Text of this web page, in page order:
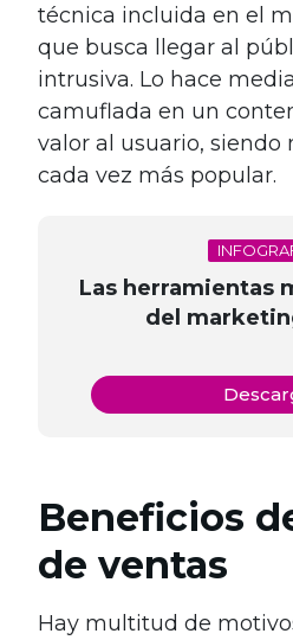
técnica incluida en el
que busca llegar al
intrusiva. Lo hace
camuflada en un
valor al usuario, siendo
cada vez más popular.
Las herramientas
del
Beneficios
de ventas
Hay multitud de